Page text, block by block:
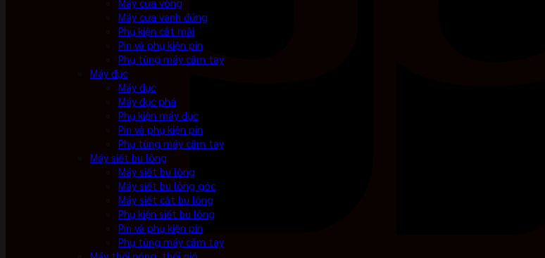
Máy cưa vòng
Máy cưa vanh đứng
Phụ kiện cắt mài
Pin và phụ kiện pin
Phụ tùng máy cầm tay
Máy đục
Máy đục
Máy đục phá
Phụ kiện máy đục
Pin và phụ kiện pin
Phụ tùng máy cầm tay
Máy siết bu lông
Máy siết bu lông
Máy siết bu lông góc
Máy siết cắt bu lông
Phụ kiện siết bu lông
Pin và phụ kiện pin
Phụ tùng máy cầm tay